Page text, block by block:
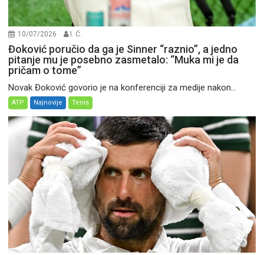
10/07/2026 I. Ć.
Đoković poručio da ga je Sinner “raznio”, a jedno
pitanje mu je posebno zasmetalo: “Muka mi je da
pričam o tome”
Novak Đoković govorio je na konferenciji za medije nakon...
ATP Najnovije Tenis